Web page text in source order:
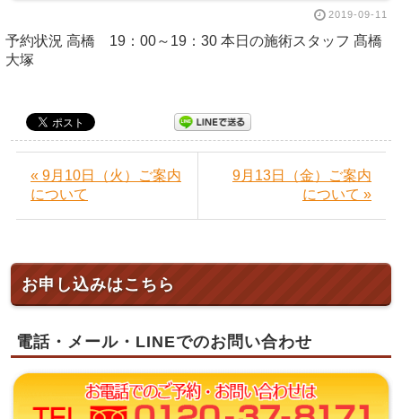
2019-09-11
予約状況 高橋 19：00～19：30 本日の施術スタッフ 髙橋
大塚
« 9月10日（火）ご案内
について
9月13日（金）ご案内
について »
お申し込みはこちら
電話・メール・LINEでのお問い合わせ